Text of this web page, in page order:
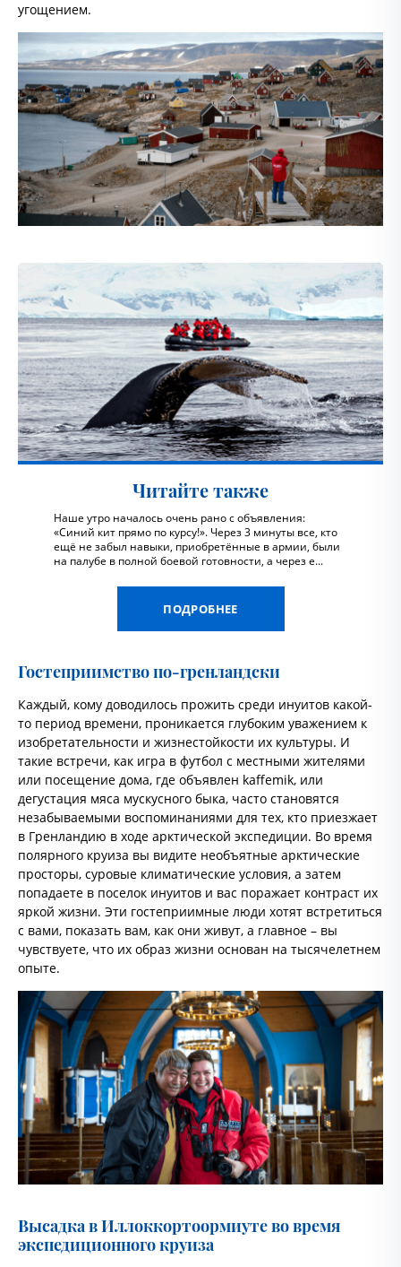
угощением.
Читайте также
Наше утро началось очень рано с объявления:
«Синий кит прямо по курсу!». Через 3 минуты все, кто
ещё не забыл навыки, приобретённые в армии, были
на палубе в полной боевой готовности, а через е...
ПОДРОБНЕЕ
Гостеприимство по-гренландски
Каждый, кому доводилось прожить среди инуитов какой-
то период времени, проникается глубоким уважением к
изобретательности и жизнестойкости их культуры. И
такие встречи, как игра в футбол с местными жителями
или посещение дома, где объявлен kaffemik, или
дегустация мяса мускусного быка, часто становятся
незабываемыми воспоминаниями для тех, кто приезжает
в Гренландию в ходе арктической экспедиции. Во время
полярного круиза вы видите необъятные арктические
просторы, суровые климатические условия, а затем
попадаете в поселок инуитов и вас поражает контраст их
яркой жизни. Эти гостеприимные люди хотят встретиться
с вами, показать вам, как они живут, а главное – вы
чувствуете, что их образ жизни основан на тысячелетнем
опыте.
Высадка в Иллоккортоормиуте во время
экспедиционного круиза